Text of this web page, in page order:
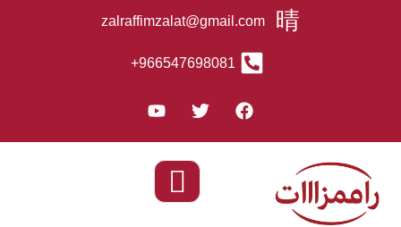
zalraffimzalat@gmail.com
966547698081+